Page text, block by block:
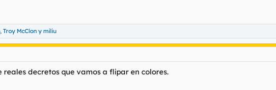
, Troy McClon y miliu
decretos que vamos a flipar en colores.